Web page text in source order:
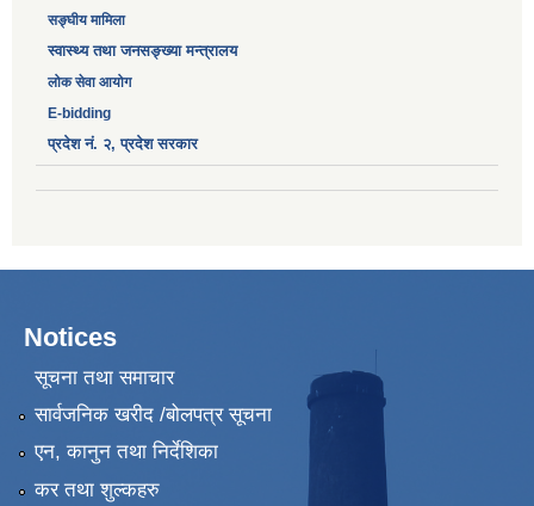
सङ्‍घीय मामिला
स्वास्थ्य तथा जनसङ्ख्या मन्त्रालय
लोक सेवा आयोग
E-bidding
प्रदेश नं. २, प्रदेश सरकार
Notices
सूचना तथा समाचार
सार्वजनिक खरीद /बोलपत्र सूचना
एन, कानुन तथा निर्देशिका
कर तथा शुल्कहरु